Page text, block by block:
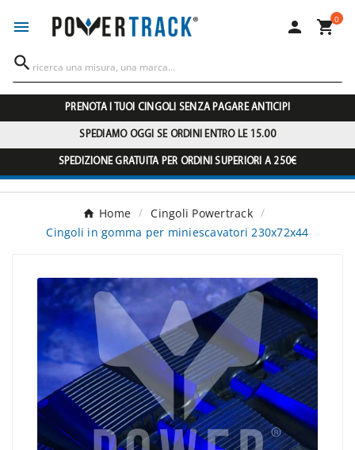
  0

PRENOTA I TUOI CINGOLI SENZA PAGARE ANTICIPI
SPEDIAMO OGGI SE ORDINI ENTRO LE 15.00
SPEDIZIONE GRATUITA PER ORDINI SUPERIORI A 250€
Home
Cingoli Powertrack
Cingoli in gomma per miniescavatori 230x72x44